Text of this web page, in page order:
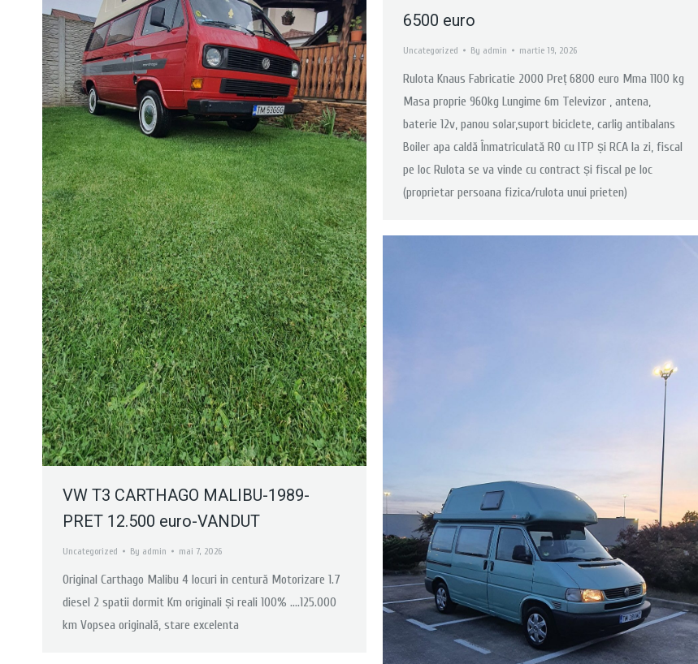
VW T3 CARTHAGO MALIBU-1989-
PRET 12.500 euro-VANDUT
Uncategorized By admin mai 7, 2026
Original Carthago Malibu 4 locuri in centură Motorizare 1.7
diesel 2 spatii dormit Km originali și reali 100% ….125.000
km Vopsea originală, stare excelenta
6500 euro
Uncategorized By admin martie 19, 2026
Rulota Knaus Fabricatie 2000 Preț 6800 euro Mma 1100 kg
Masa proprie 960kg Lungime 6m Televizor , antena,
baterie 12v, panou solar,suport biciclete, carlig antibalans
Boiler apa caldă Înmatriculată RO cu ITP și RCA la zi, fiscal
pe loc Rulota se va vinde cu contract și fiscal pe loc
(proprietar persoana fizica/rulota unui prieten)